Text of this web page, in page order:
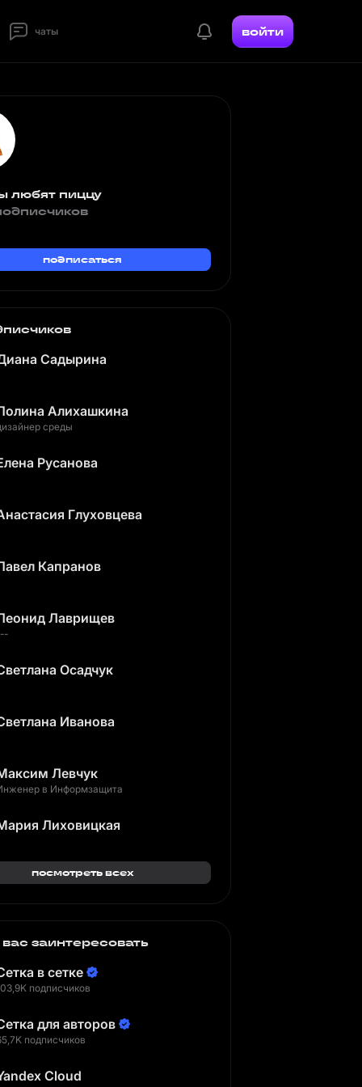
чаты войти
любят пиццу
подписаться
Садырина
Алихашкина
среды
Русанова
Глуховцева
Капранов
Лаврищев
Осадчук
Иванова
Левчук
в Информзащита
Лиховицкая
посмотреть всех
заинтересовать
в сетке
подписчиков
для авторов
подписчиков
Cloud